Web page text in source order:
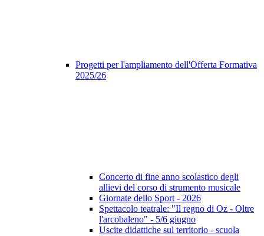
Progetti per l'ampliamento dell'Offerta Formativa
2025/26
Concerto di fine anno scolastico degli
allievi del corso di strumento musicale
Giornate dello Sport - 2026
Spettacolo teatrale: "Il regno di Oz - Oltre
l'arcobaleno" - 5/6 giugno
Uscite didattiche sul territorio - scuola